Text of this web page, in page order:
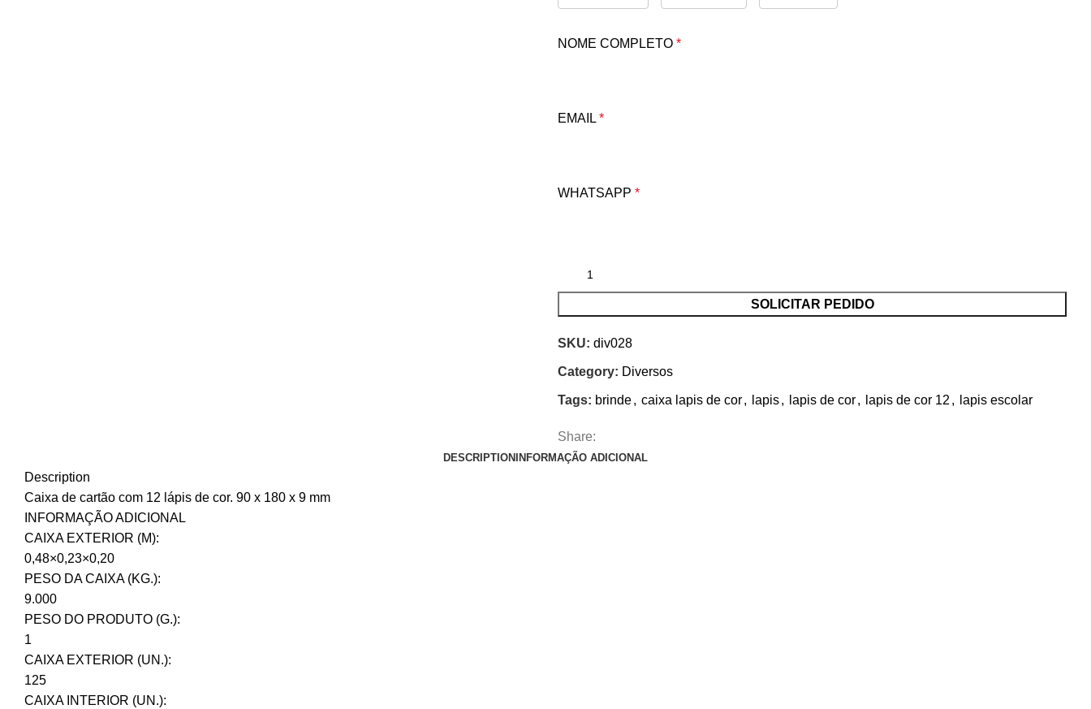
NOME COMPLETO *
EMAIL *
WHATSAPP *
SOLICITAR PEDIDO
SKU: div028
Category: Diversos
Tags: brinde, caixa lapis de cor, lapis, lapis de cor, lapis de cor 12 , lapis escolar
Share:
DESCRIPTION INFORMAÇÃO ADICIONAL
Description
Caixa de cartão com 12 lápis de cor. 90 x 180 x 9 mm
INFORMAÇÃO ADICIONAL
CAIXA EXTERIOR (M):
0,48×0,23×0,20
PESO DA CAIXA (KG.):
9.000
PESO DO PRODUTO (G.):
1
CAIXA EXTERIOR (UN.):
125
CAIXA INTERIOR (UN.):